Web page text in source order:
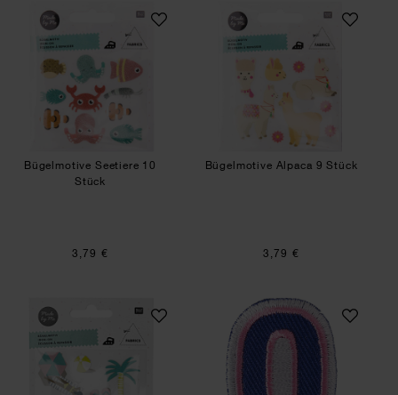
Bügelmotive Seetiere 10 Stück
Bügelmotive Seetiere 10
Stück
3,79 €
Bügelmotive
Bügelmotive Alpaca 9 Stück
3,79 €
Bügelmotivset Strand Patch Buchstabe